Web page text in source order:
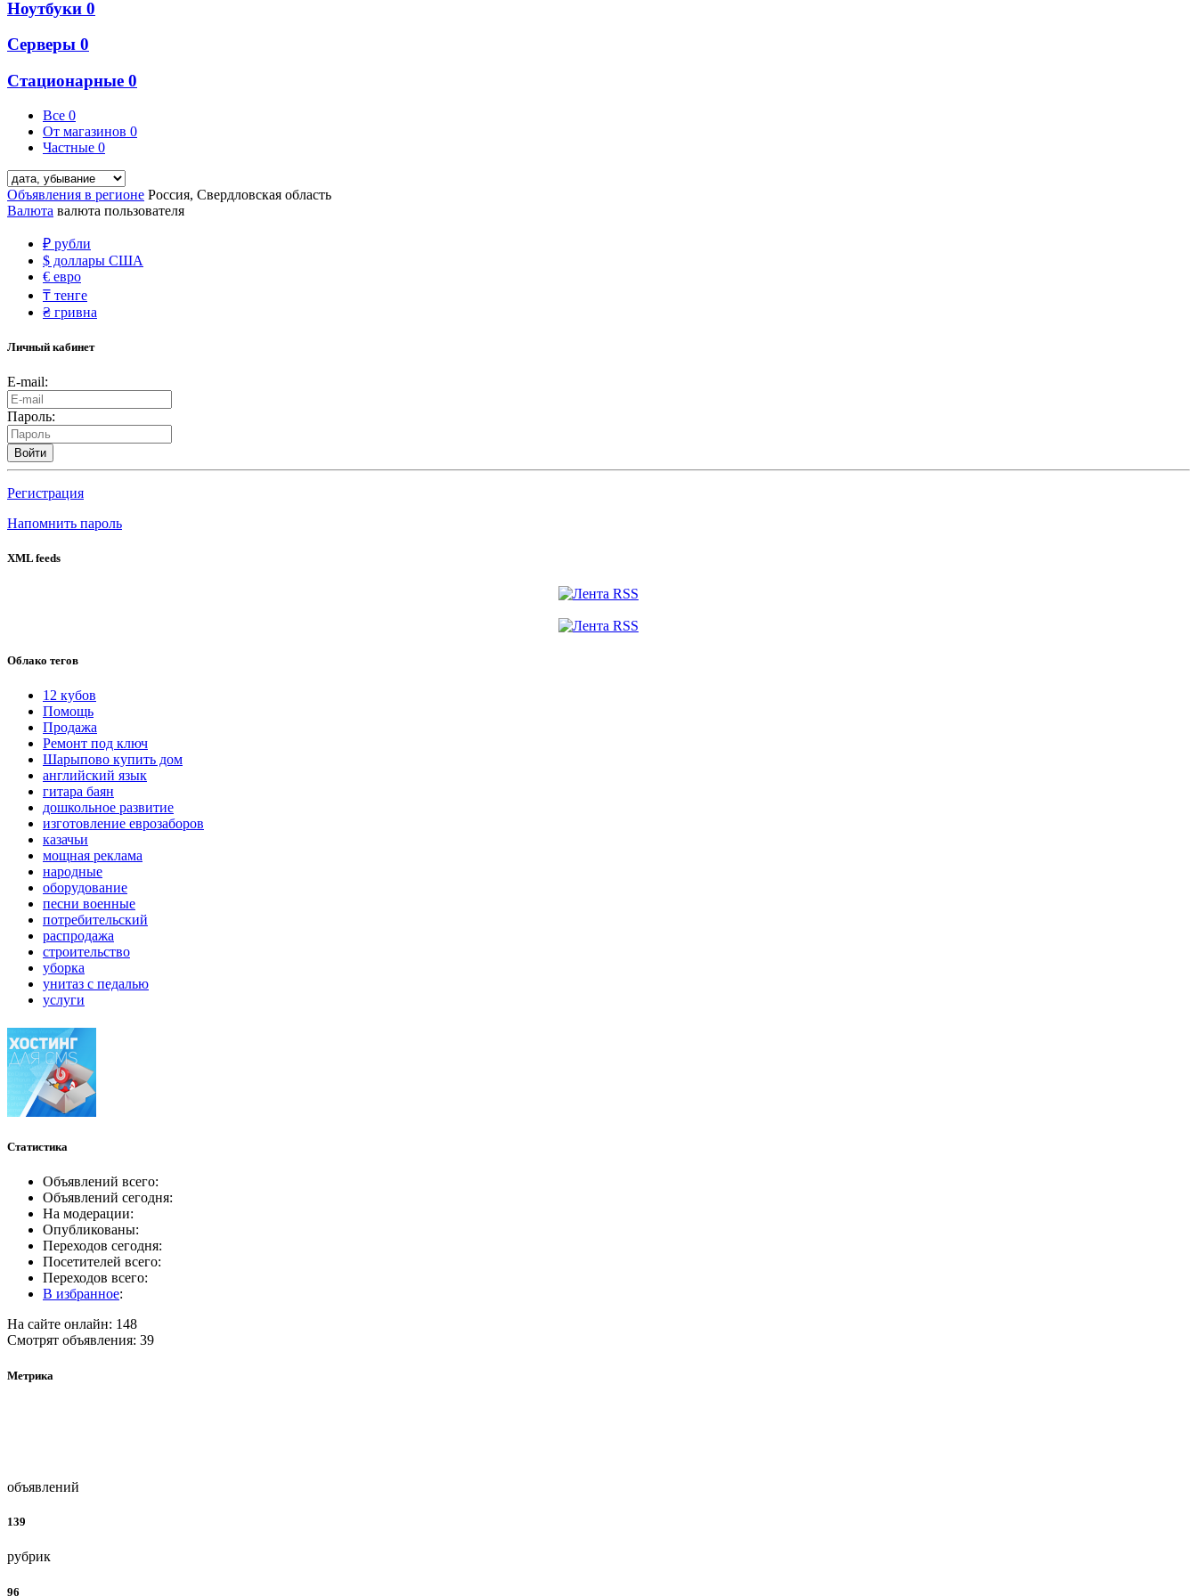
Ноутбуки 0
Серверы 0
Стационарные 0
Все 0
От магазинов 0
Частные 0
Объявления в регионе Россия, Свердловская область
Валюта валюта пользователя
₽ рубли
$ доллары США
€ евро
₸ тенге
₴ гривна
Личный кабинет
E-mail:
Пароль:
Войти
Регистрация
Напомнить пароль
XML feeds
Облако тегов
12 кубов
Помощь
Продажа
Ремонт под ключ
Шарыпово купить дом
английский язык
гитара баян
дошкольное развитие
изготовление еврозаборов
казачьи
мощная реклама
народные
оборудование
песни военные
потребительский
распродажа
строительство
уборка
унитаз с педалью
услуги
Статистика
Объявлений всего:
Объявлений сегодня:
На модерации:
Опубликованы:
Переходов сегодня:
Посетителей всего:
Переходов всего:
В избранное:
На сайте онлайн: 148
Смотрят объявления: 39
Метрика
объявлений
139
рубрик
96